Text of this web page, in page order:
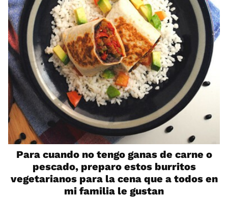
Para cuando no tengo ganas de carne o
pescado, preparo estos burritos
vegetarianos para la cena que a todos en
mi familia le gustan